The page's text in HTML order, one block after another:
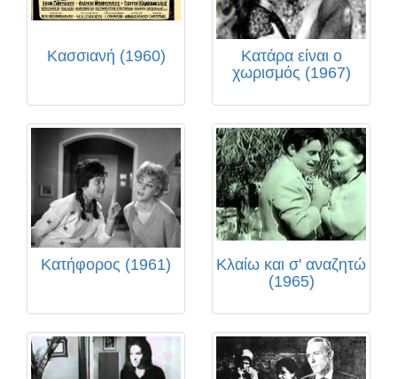
Κασσιανή (1960)
Κατάρα είναι ο
χωρισμός (1967)
Κατήφορος (1961)
Κλαίω και σ' αναζητώ
(1965)